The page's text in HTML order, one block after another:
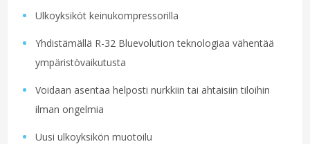
Ulkoyksiköt keinukompressorilla
Yhdistämällä R-32 Bluevolution teknologiaa vähentää
ympäristövaikutusta
Voidaan asentaa helposti nurkkiin tai ahtaisiin tiloihin
ilman ongelmia
Uusi ulkoyksikön muotoilu